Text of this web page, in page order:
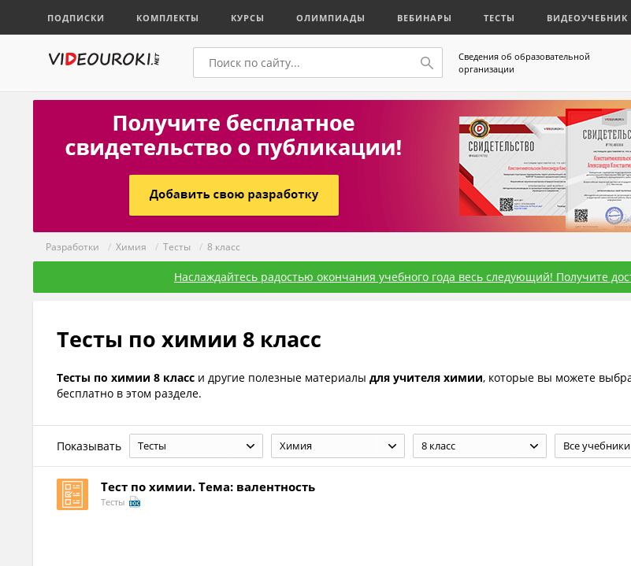
ПОДПИСКИ КОМПЛЕКТЫ КУРСЫ ОЛИМПИАДЫ ВЕБИНАРЫ ТЕСТЫ ВИДЕОУЧЕБНИК
Сведения об образовательной
организации
Разработки / Химия / Тесты / 8 класс
Наслаждайтесь радостью окончания учебного года весь следующий! Получите
Тесты по химии 8 класс
Тесты по химии 8 класс и другие полезные материалы для учителя химии, которые вы можете
бесплатно в этом разделе.
Показывать Тесты Химия 8 класс Все учебники
Тест по химии. Тема: валентность
Тесты